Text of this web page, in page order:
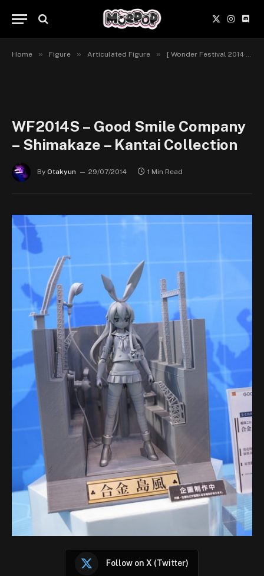
X
(Twitter)
Home » Figure » Articulated Figure » [ Wonder Festival 2014 Summer ] Good Smile Company & Nendoroid
WF2014S – Good Smile Company
– Shimakaze – Kantai Collection
By Otakyun 29/07/2014 1 Min Read
Follow on X (Twitter)